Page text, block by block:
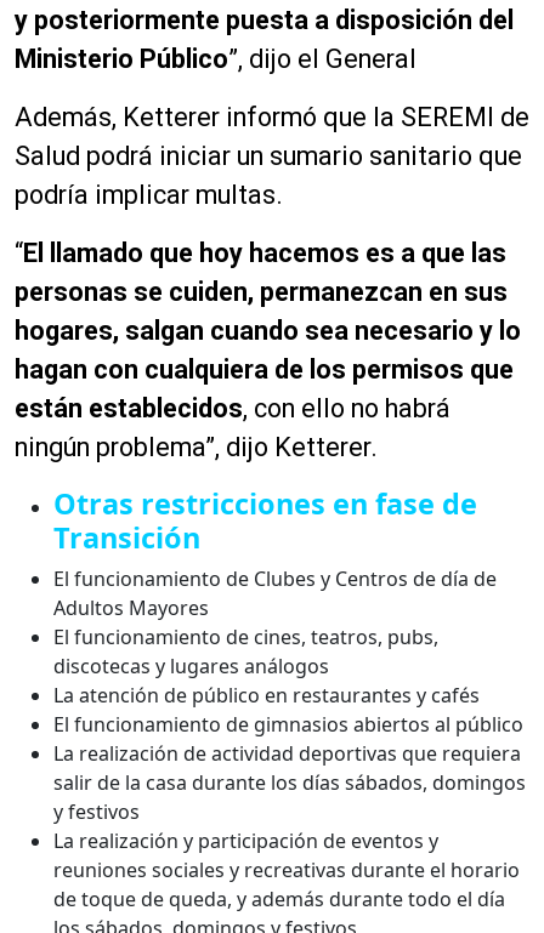
y posteriormente puesta a disposición del
Ministerio Público”, dijo el General
Además, Ketterer informó que la SEREMI de
Salud podrá iniciar un sumario sanitario que
podría implicar multas.
“El llamado que hoy hacemos es a que las
personas se cuiden, permanezcan en sus
hogares, salgan cuando sea necesario y lo
hagan con cualquiera de los permisos que
están establecidos, con ello no habrá
ningún problema”, dijo Ketterer.
Otras restricciones en fase de
Transición
El funcionamiento de Clubes y Centros de día de
Adultos Mayores
El funcionamiento de cines, teatros, pubs,
discotecas y lugares análogos
La atención de público en restaurantes y cafés
El funcionamiento de gimnasios abiertos al público
La realización de actividad deportivas que requiera
salir de la casa durante los días sábados, domingos
y festivos
La realización y participación de eventos y
reuniones sociales y recreativas durante el horario
de toque de queda, y además durante todo el día